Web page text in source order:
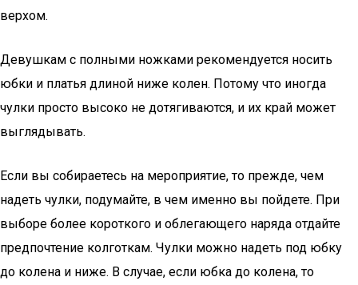
верхом.
Девушкам с полными ножками рекомендуется носить
юбки и платья длиной ниже колен. Потому что иногда
чулки просто высоко не дотягиваются, и их край может
выглядывать.
Если вы собираетесь на мероприятие, то прежде, чем
надеть чулки, подумайте, в чем именно вы пойдете. При
выборе более короткого и облегающего наряда отдайте
предпочтение колготкам. Чулки можно надеть под юбку
до колена и ниже. В случае, если юбка до колена, то